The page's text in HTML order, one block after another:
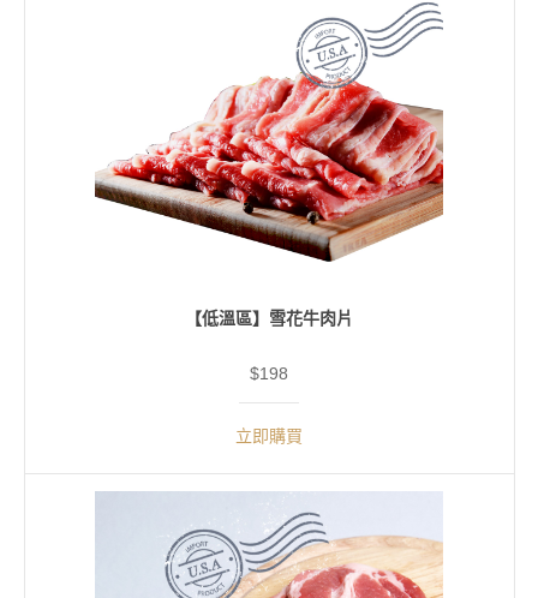
【低溫區】雪花牛肉片
$198
立即購買